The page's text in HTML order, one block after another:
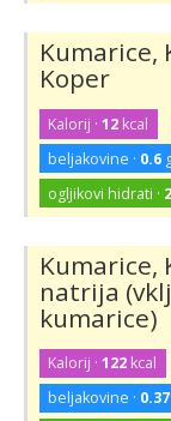
Kumarice,
Koper
Kalorij ·12 kcal
beljakovine · 0.6
ogljikovi hidrati ·
Kumarice,
natrija
kumarice)
Kalorij ·122 kcal
beljakovine · 0.37